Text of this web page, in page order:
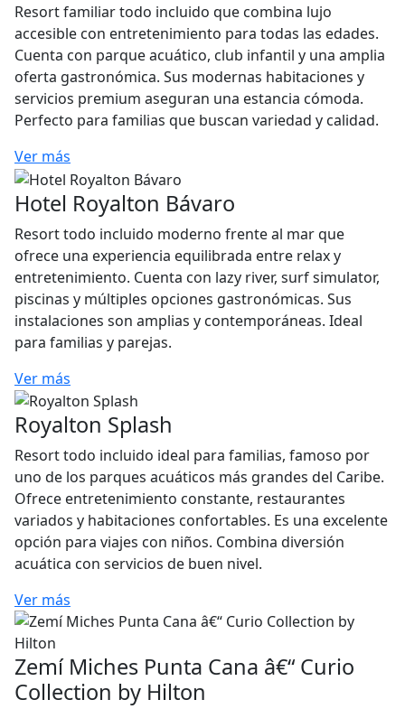
Resort familiar todo incluido que combina lujo
accesible con entretenimiento para todas las edades.
Cuenta con parque acuático, club infantil y una amplia
oferta gastronómica. Sus modernas habitaciones y
servicios premium aseguran una estancia cómoda.
Perfecto para familias que buscan variedad y calidad.
Ver más
Hotel Royalton Bávaro
Resort todo incluido moderno frente al mar que
ofrece una experiencia equilibrada entre relax y
entretenimiento. Cuenta con lazy river, surf simulator,
piscinas y múltiples opciones gastronómicas. Sus
instalaciones son amplias y contemporáneas. Ideal
para familias y parejas.
Ver más
Royalton Splash
Resort todo incluido ideal para familias, famoso por
uno de los parques acuáticos más grandes del Caribe.
Ofrece entretenimiento constante, restaurantes
variados y habitaciones confortables. Es una excelente
opción para viajes con niños. Combina diversión
acuática con servicios de buen nivel.
Ver más
Zemí Miches Punta Cana â€“ Curio
Collection by Hilton